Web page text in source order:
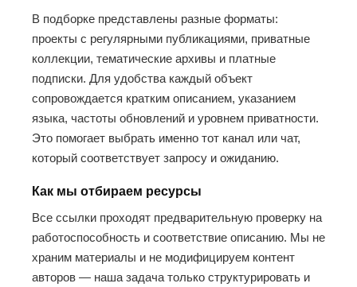
В подборке представлены разные форматы:
проекты с регулярными публикациями, приватные
коллекции, тематические архивы и платные
подписки. Для удобства каждый объект
сопровождается кратким описанием, указанием
языка, частоты обновлений и уровнем приватности.
Это помогает выбрать именно тот канал или чат,
который соответствует запросу и ожиданию.
Как мы отбираем ресурсы
Все ссылки проходят предварительную проверку на
работоспособность и соответствие описанию. Мы не
храним материалы и не модифицируем контент
авторов — наша задача только структурировать и